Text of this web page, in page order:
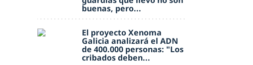
buenas, pero...
El proyecto Xenoma
Galicia analizará el ADN
de 400.000 personas: "Los
cribados deben...